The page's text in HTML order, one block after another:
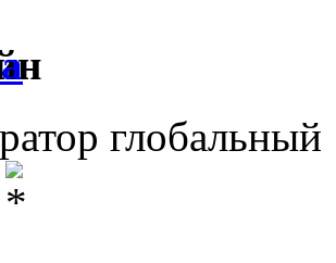
глобальный